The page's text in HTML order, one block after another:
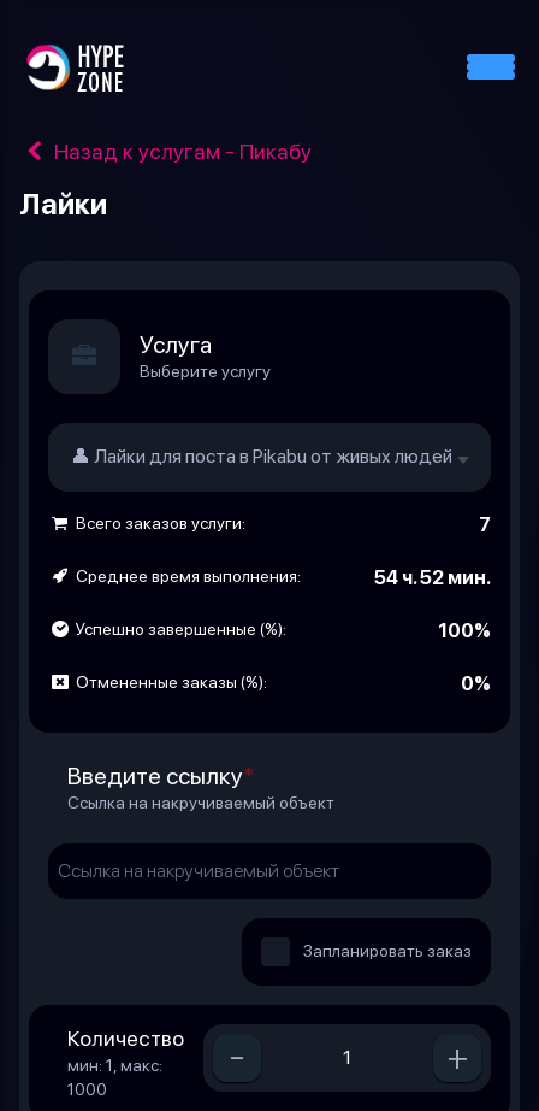
Назад к услугам - Пикабу
Лайки
Услуга
Выберите услугу
👤 Лайки для поста в Pikabu от живых людей 140.25
Всего заказов услуги: 7
Среднее время выполнения: 54 ч. 52 мин.
Успешно завершенные (%): 100%
Отмененные заказы (%): 0%
Введите ссылку*
Ссылка на накручиваемый объект
Запланировать заказ
Количество
мин: 1, макс:
1000
- +